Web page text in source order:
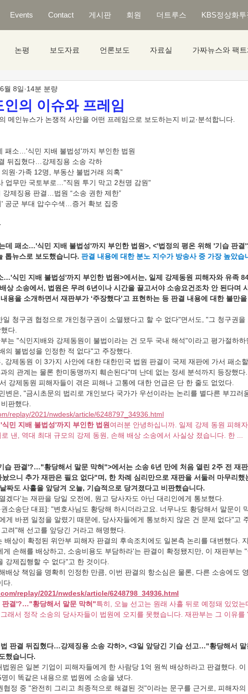
Events Contact 게시판 회원 더트루스 KBS정상화투
논평 보도자료 언론보도 자료실 가짜뉴스와 팩트
의 이슈와 프레임
월 8일 14분 분량
메인뉴스가 논쟁적 사안을 어떤 프레임으로 보도하는지 비교·분석합니다.
패소…'식민 지배 불법성'까지 부인한 법원
뒤집혔다…강제징용 소송 각하
원·가족 12명, 부동산 불법거래 의혹”
업무만 국토부로…"직원 투기 막고 2천명 감원"
강제징용 판결…법원 “소송 권한 제한”
공군 부대 압수수색…증거 확보 집중
데 패소…'식민 지배 불법성'까지 부인한 법원>, <'법정의 평온 위해 '기습 판
톱뉴스로 보도했습니다. 판결 내용에 대한 분노 지수가 방송사 중 가장 높았습
…'식민 지배 불법성'까지 부인한 법원>에서는, 일제 강제동원 피해자와 유족
상 소송에서, 법원은 무려 6년이나 시간을 끌고서야 소송요건조차 안 된다며
용을 소개하면서 재판부가 ‘주장했다’고 표현하는 등 판결 내용에 대한 불만
청구권 협정으로 개인청구권이 소멸됐다고 할 수 없다"면서도, "그 청구권을
다.
는 "식민지배와 강제동원이 불법이라는 건 모두 국내 해석"이라고 평가절하하
의 불법성을 인정한 적 없다"고 주장했다.
제동원 이 3가지 사안에 대한 대한민국 법원 판결이 국제 재판에 가서 패소
의 관계는 물론 한미동맹까지 훼손된다"며 난데 없는 정세 분석까지 등장했다.
강제동원 피해자들이 겪은 피해나 고통에 대한 언급은 단 한 줄도 없었다.
은, "금시초문의 법리로 개인보다 국가가 우선이라는 논리를 별다른 부끄러
판했다.
replay/2021/nwdesk/article/6248797_34936.html
민 지배 불법성'까지 부인한 법원 여러분 안녕하십니까. 일제 강제 동원 피해
낸, 역대 최대 규모의 강제 동원, 손해 배상 소송에서 사실상 졌습니다. 한 ...
습 판결'?…"황당해서 말문 막혀">에서는 소송 6년 만에 처음 열린 2주 전 재
으니 추가 재판은 필요 없다"며, 한 차례 심리만으로 재판을 서둘러 마무리했
짜도 사흘을 앞당겨 오늘, 기습적으로 당겨졌다고 비판했습니다.
겠다'는 재판을 당일 오전에, 원고 당사자도 아닌 대리인에게 통보했다.
소송단 대표]: "변호사님도 황당해 하시더라고요. 너무나도 황당해서 말문이
게 바뀐 일정을 알렸기 때문에, 당사자들에게 통보하지 않은 건 문제 없다"고
려"해 선고를 앞당긴 거라고 해명했다.
상이 확정된 위안부 피해자 판결의 후속조치에도 일본측 논리를 대변했다.
게 손해를 배상하고, 소송비용도 부담하라'는 판결이 확정됐지만, 이 재판부는
강제집행할 수 없다"고 한 것이다.
상 책임을 명확히 인정한 만큼, 이번 판결의 항소심은 물론, 다른 소송에도
다.
replay/2021/nwdesk/article/6248798_34936.html
판결'?…"황당해서 말문 막혀"특히, 오늘 선고는 원래 사흘 뒤로 예정돼 있었는
래서 정작 소송의 당사자들이 법원에 오지를 못했습니다. 재판부는 그 이유를
판결 뒤집혔다…강제징용 소송 각하>, <3일 앞당긴 기습 선고…"황당해서
했습니다.
원은 일본 기업이 피해자들에게 한 사람당 1억 원씩 배상하라고 판결했다. 이
이 똑같은 내용으로 법원에 소송을 냈다.
정 중 "완전히 그리고 최종적으로 해결된 것"이라는 문구를 근거로, 피해자의